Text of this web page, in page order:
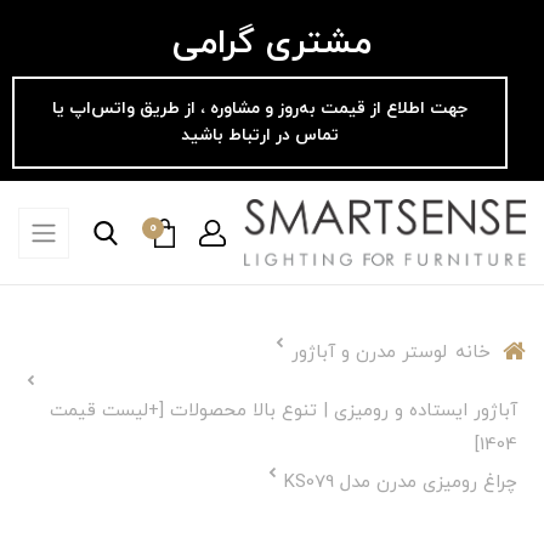
مشتری گرامی
جهت اطلاع از قیمت به‌روز و مشاوره ، از طریق واتس‌اپ یا
تماس در ارتباط باشید
0
خانه لوستر مدرن و آباژور
آباژور ایستاده و رومیزی | تنوع بالا محصولات [+لیست قیمت
1404]
چراغ رومیزی مدرن مدل KS079